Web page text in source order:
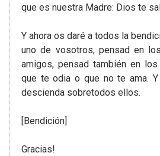
que es nuestra Madre: Dios te
Y ahora os daré a todos la
uno de vosotros, pensad en
amigos, pensad también en
que te odia o que no te ama.
descienda sobretodos ellos.
[Bendición]
Gracias!